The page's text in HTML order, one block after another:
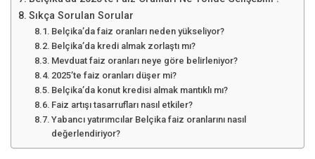
Sıkça Sorulan Sorular
Belçika’da faiz oranları neden yükseliyor?
Belçika’da kredi almak zorlaştı mı?
Mevduat faiz oranları neye göre belirleniyor?
2025’te faiz oranları düşer mi?
Belçika’da konut kredisi almak mantıklı mı?
Faiz artışı tasarrufları nasıl etkiler?
Yabancı yatırımcılar Belçika faiz oranlarını nasıl
değerlendiriyor?